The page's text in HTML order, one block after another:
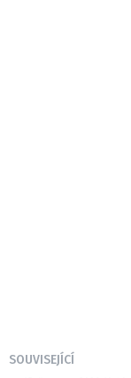
SOUVISEJÍCÍ